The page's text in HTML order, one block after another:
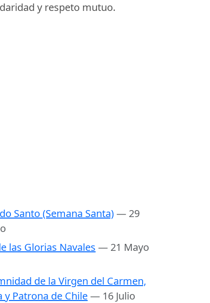
y respeto mutuo.
Santo (Semana Santa)— 29
las Glorias Navales — 21 Mayo
de la Virgen del Carmen,
y Patrona de Chile— 16 Julio